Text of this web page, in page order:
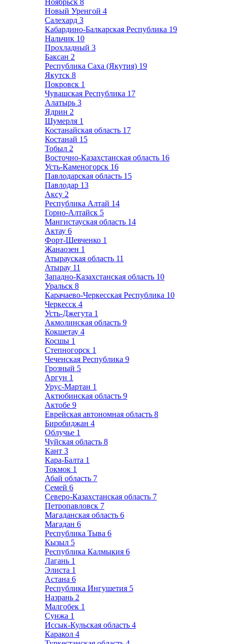
Ноябрьск 8
Новый Уренгой 4
Салехард 3
Кабардино-Балкарская Республика 19
Нальчик 10
Прохладный 3
Баксан 2
Республика Саха (Якутия) 19
Якутск 8
Покровск 1
Чувашская Республика 17
Алатырь 3
Ядрин 2
Шумерля 1
Костанайская область 17
Костанай 15
Тобыл 2
Восточно-Казахстанская область 16
Усть-Каменогорск 16
Павлодарская область 15
Павлодар 13
Аксу 2
Республика Алтай 14
Горно-Алтайск 5
Мангистауская область 14
Актау 6
Форт-Шевченко 1
Жанаозен 1
Атырауская область 11
Атырау 11
Западно-Казахстанская область 10
Уральск 8
Карачаево-Черкесская Республика 10
Черкесск 4
Усть-Джегута 1
Акмолинская область 9
Кокшетау 4
Косшы 1
Степногорск 1
Чеченская Республика 9
Грозный 5
Аргун 1
Урус-Мартан 1
Актюбинская область 9
Актобе 9
Еврейская автономная область 8
Биробиджан 4
Облучье 1
Чуйская область 8
Кант 3
Кара-Балта 1
Токмок 1
Абай область 7
Семей 6
Северо-Казахстанская область 7
Петропавловск 7
Магаданская область 6
Магадан 6
Республика Тыва 6
Кызыл 5
Республика Калмыкия 6
Лагань 1
Элиста 1
Астана 6
Республика Ингушетия 5
Назрань 2
Малгобек 1
Сунжа 1
Иссык-Кульская область 4
Каракол 4